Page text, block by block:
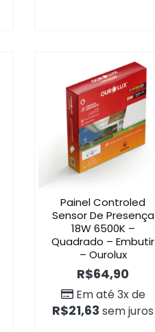
Painel Controled
Sensor De Presença
18W 6500K –
Quadrado – Embutir
– Ourolux
R$64,90
Em até 3x de
R$21,63 sem juros